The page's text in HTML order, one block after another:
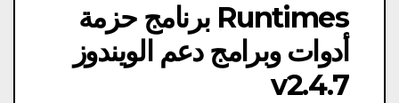
Runtimes برنامج حزمة
أدوات وبرامج دعم الويندوز
v2.4.7